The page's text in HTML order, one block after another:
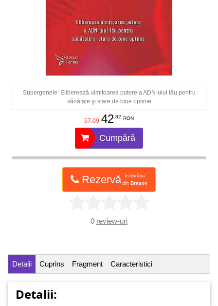
Supergenele: Eliberează uimitoarea putere a ADN-ului tău pentru
sănătate şi stare de bine optime
57.09 42.82 RON
Cumpără
Rezervă
în librăria
din Brașov
0 review-uri
Detalii Cuprins Fragment Caracteristici
Detalii: